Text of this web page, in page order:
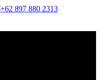
+62 897 880 2313